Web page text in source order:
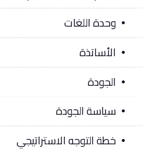
وحدة اللغات
الأساتذة
الجودة
سياسة الجودة
خطة التوجه الاستراتيجي